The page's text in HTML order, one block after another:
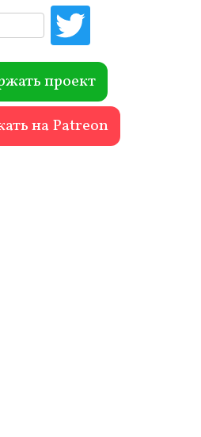
r
проект
на Patreon